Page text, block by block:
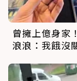
曾擁上億身家
浪浪：我餓沒